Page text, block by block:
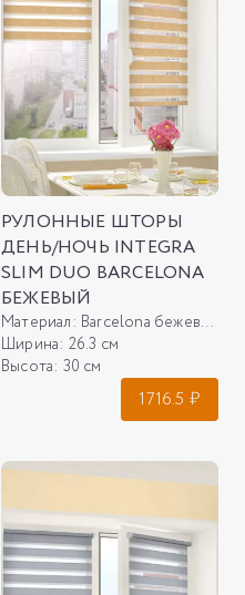
РУЛОННЫЕ ШТОРЫ
ДЕНЬ/НОЧЬ INTEGRA
SLIM DUO BARCELONA
БЕЖЕВЫЙ
Материал: Barcelona бежевый
Ширина: 26.3 см
Высота: 30 см
1716.5 ₽